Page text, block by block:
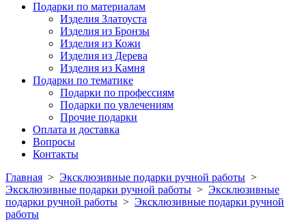
Подарки по материалам
Изделия Златоуста
Изделия из Бронзы
Изделия из Кожи
Изделия из Дерева
Изделия из Камня
Подарки по тематике
Подарки по профессиям
Подарки по увлечениям
Прочие подарки
Оплата и доставка
Вопросы
Контакты
Главная > Эксклюзивные подарки ручной работы >
Эксклюзивные подарки ручной работы > Эксклюзивные
подарки ручной работы > Эксклюзивные подарки ручной
работы